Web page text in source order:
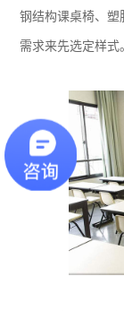
钢结构课桌椅、塑
需求来先选定样式